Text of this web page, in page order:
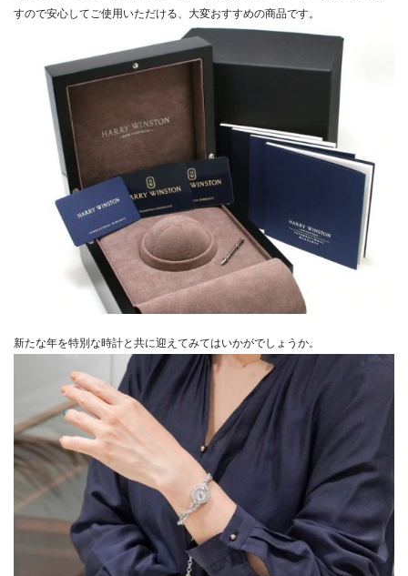
すので安心してご使用いただける、大変おすすめの商品です。
新たな年を特別な時計と共に迎えてみてはいかがでしょうか。